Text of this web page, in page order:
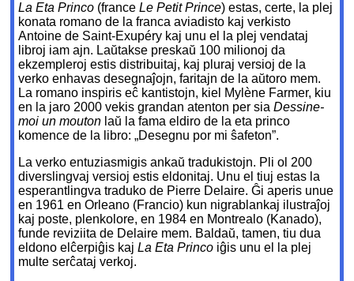
La Eta Princo (franceLe Petit Prince) estas, certe, la plej
konata romano de la franca aviadisto kaj verkisto
Antoine de Saint-Exupéry kaj unu el la plej vendataj
libroj iam ajn. Laŭtakse preskaŭ 100 milionoj da
ekzempleroj estis distribuitaj, kaj pluraj versioj de la
verko enhavas desegnaĵojn, faritajn de la aŭtoro mem.
La romano inspiris eĉ kantistojn, kiel Mylène Farmer, kiu
en la jaro 2000 vekis grandan atenton per siaDessine-
moi un mouton laŭ la fama eldiro de la eta princo
komence de la libro: „Desegnu por mi ŝafeton”.
La verko entuziasmigis ankaŭ tradukistojn. Pli ol 200
diverslingvaj versioj estis eldonitaj. Unu el tiuj estas la
esperantlingva traduko de Pierre Delaire. Ĝi aperis unue
en 1961 en Orleano (Francio) kun nigrablankaj ilustraĵoj
kaj poste, plenkolore, en 1984 en Montrealo (Kanado),
funde reviziita de Delaire mem. Baldaŭ, tamen, tiu dua
eldono elĉerpiĝis kajLa Eta Princo iĝis unu el la plej
multe serĉataj verkoj.